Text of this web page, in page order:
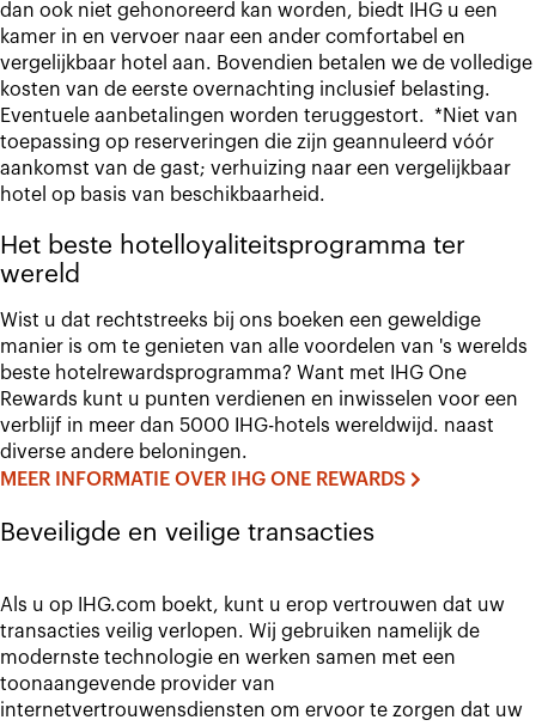
dan ook niet gehonoreerd kan worden, biedt IHG u een
kamer in en vervoer naar een ander comfortabel en
vergelijkbaar hotel aan. Bovendien betalen we de volledige
kosten van de eerste overnachting inclusief belasting.
Eventuele aanbetalingen worden teruggestort. *Niet van
toepassing op reserveringen die zijn geannuleerd vóór
aankomst van de gast; verhuizing naar een vergelijkbaar
hotel op basis van beschikbaarheid.
Het beste hotelloyaliteitsprogramma ter
wereld
Wist u dat rechtstreeks bij ons boeken een geweldige
manier is om te genieten van alle voordelen van 's werelds
beste hotelrewardsprogramma? Want met IHG One
Rewards kunt u punten verdienen en inwisselen voor een
verblijf in meer dan 5000 IHG-hotels wereldwijd. naast
diverse andere beloningen.
MEER INFORMATIE OVER IHG ONE REWARDS
Beveiligde en veilige transacties
Als u op IHG.com boekt, kunt u erop vertrouwen dat uw
transacties veilig verlopen. Wij gebruiken namelijk de
modernste technologie en werken samen met een
toonaangevende provider van
internetvertrouwensdiensten om ervoor te zorgen dat uw